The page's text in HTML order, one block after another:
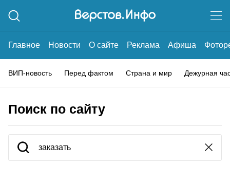
Главное Новости О сайте Реклама Афиша
ВИП-новость Перед фактом Страна и мир Дежурная
Поиск по сайту